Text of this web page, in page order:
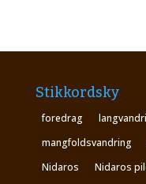
Stikkordsky
foredrag
mangfoldsvandring
Nidaros
Nidaros